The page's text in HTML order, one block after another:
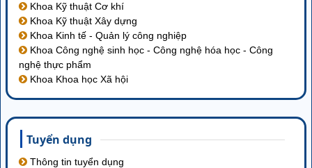
Khoa Kỹ thuật Cơ khí
Khoa Kỹ thuật Xây dựng
Khoa Kinh tế - Quản lý công nghiệp
Khoa Công nghệ sinh học - Công nghệ hóa học - Công
nghệ thực phẩm
Khoa Khoa học Xã hội
Tuyển dụng
Thông tin tuyển dụng